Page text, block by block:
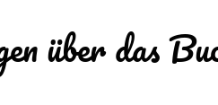
über das